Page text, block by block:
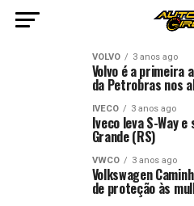
VOLVO 3 anos ago
Volvo é a primeira
da Petrobras nos
IVECO 3 anos ago
Iveco leva S-Way
Grande (RS)
VWCO 3 anos ago
Volkswagen
de proteção às